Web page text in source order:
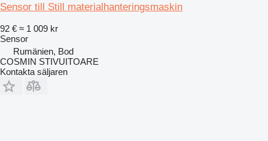
Sensor till Still materialhanteringsmaskin
92 € ≈ 1 009 kr
Sensor
Rumänien, Bod
COSMIN STIVUITOARE
Kontakta säljaren